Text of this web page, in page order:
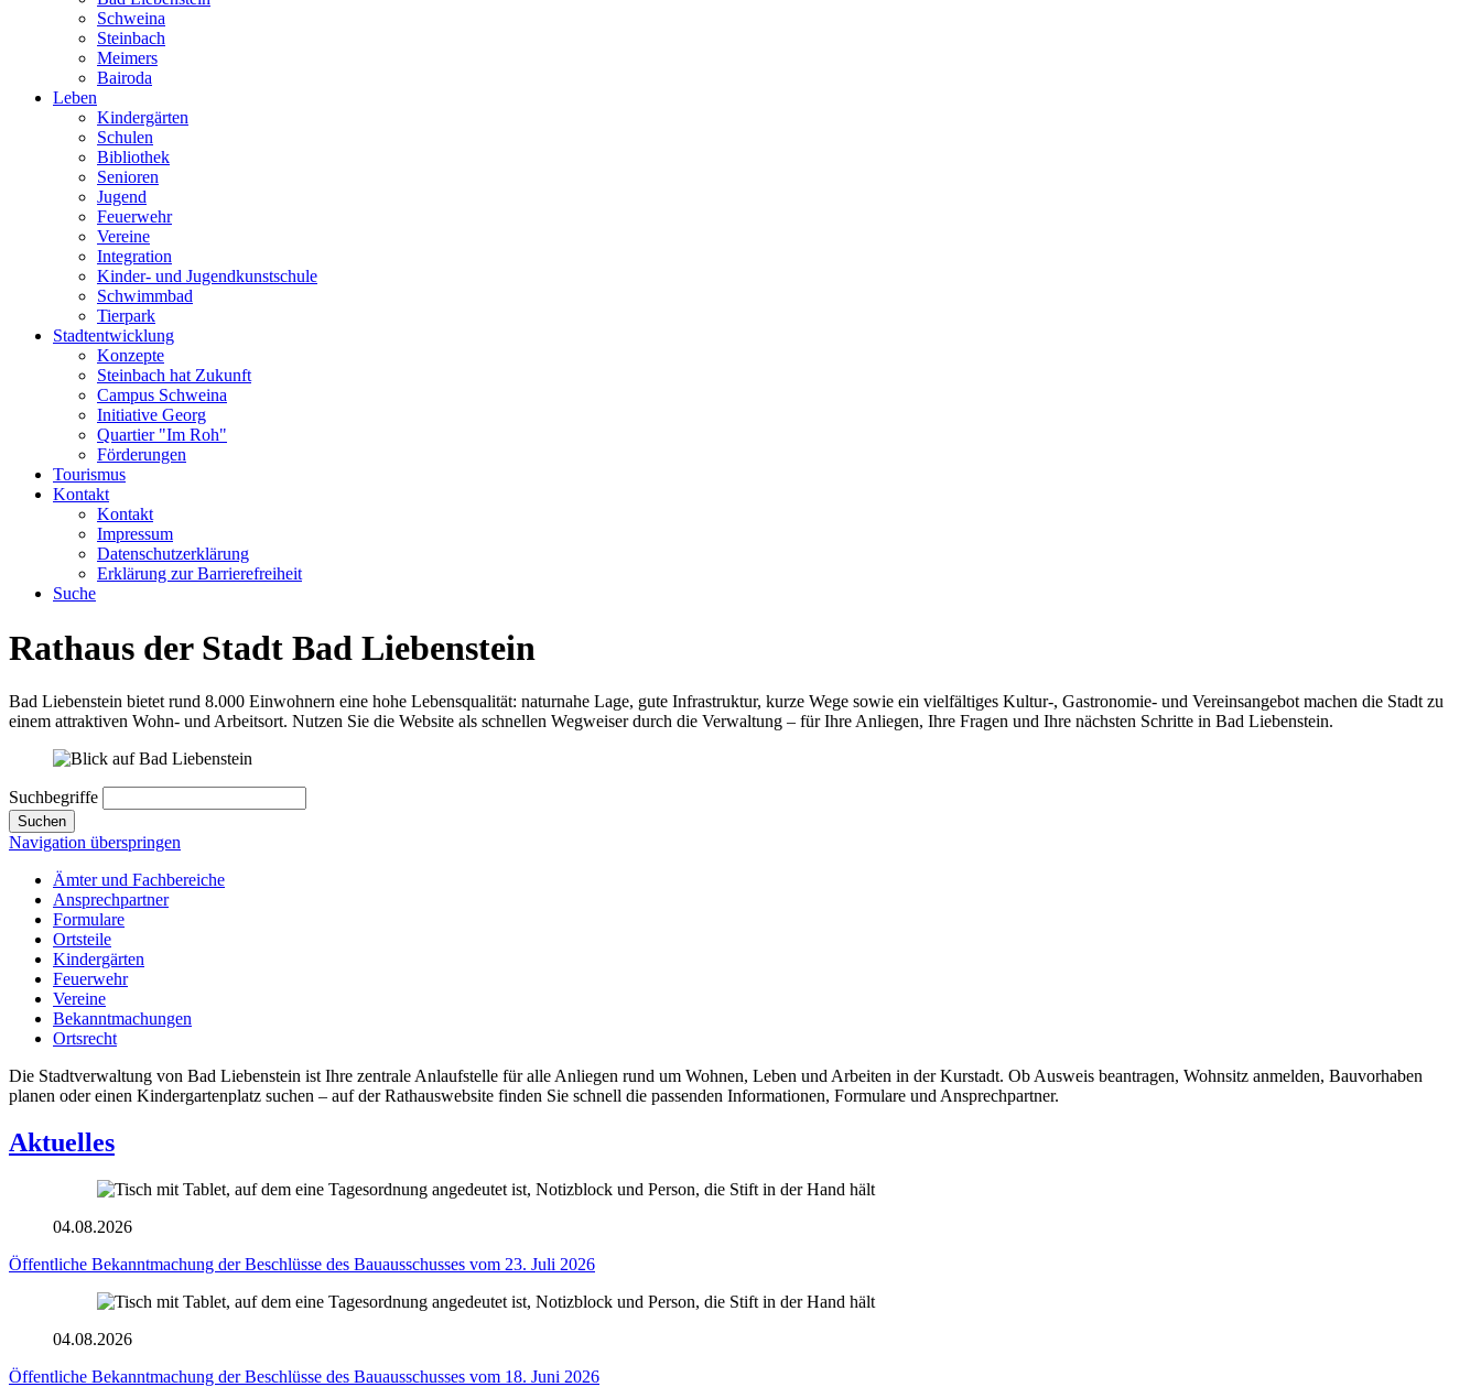
Schweina
Steinbach
Meimers
Bairoda
Leben
Kindergärten
Schulen
Bibliothek
Senioren
Jugend
Feuerwehr
Vereine
Integration
Kinder- und Jugendkunstschule
Schwimmbad
Tierpark
Stadtentwicklung
Konzepte
Steinbach hat Zukunft
Campus Schweina
Initiative Georg
Quartier "Im Roh"
Förderungen
Tourismus
Kontakt
Kontakt
Impressum
Datenschutzerklärung
Erklärung zur Barrierefreiheit
Suche
Rathaus der Stadt Bad Liebenstein
Bad Liebenstein bietet rund 8.000 Einwohnern eine hohe Lebensqualität: naturnahe Lage, gute Infrastruktur, kurze Wege sowie ein vielfältiges Kultur-, Gastronomie- und Vereinsangebot machen die Stadt zu
einem attraktiven Wohn- und Arbeitsort. Nutzen Sie die Website als schnellen Wegweiser durch die Verwaltung – für Ihre Anliegen, Ihre Fragen und Ihre nächsten Schritte in Bad Liebenstein.
Suchbegriffe
Suchen
Navigation überspringen
Ämter und Fachbereiche
Ansprechpartner
Formulare
Ortsteile
Kindergärten
Feuerwehr
Vereine
Bekanntmachungen
Ortsrecht
Die Stadtverwaltung von Bad Liebenstein ist Ihre zentrale Anlaufstelle für alle Anliegen rund um Wohnen, Leben und Arbeiten in der Kurstadt. Ob Ausweis beantragen, Wohnsitz anmelden, Bauvorhaben
planen oder einen Kindergartenplatz suchen – auf der Rathauswebsite finden Sie schnell die passenden Informationen, Formulare und Ansprechpartner.
Aktuelles
04.08.2026
Öffentliche Bekanntmachung der Beschlüsse des Bauausschusses vom 23. Juli 2026
04.08.2026
Öffentliche Bekanntmachung der Beschlüsse des Bauausschusses vom 18. Juni 2026